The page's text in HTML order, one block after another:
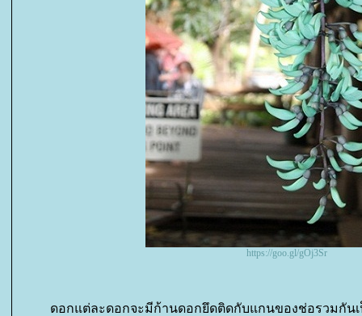
https://goo.gl/gOj3Sr
ดอกแต่ละดอกจะมีก้านดอกยึดติดกับแกนของช่อรวมกัน